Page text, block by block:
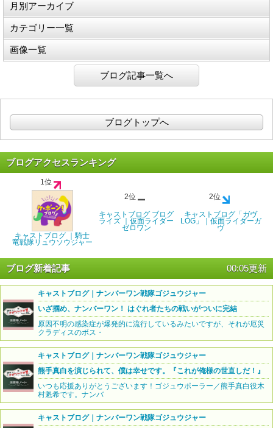
月別アーカイブ
カテゴリー一覧
画像一覧
ブログ記事一覧へ
ブログトップへ
ブログアクセスランキング
1位
キャストブログ ｜騎士
竜戦隊リュウソウジャー
2位
キャストブログ ブログ
ライズ ｜仮面ライダー
ゼロワン
2位
キャストブログ「ガヴ
LOG」｜仮面ライダーガ
ヴ
ブログ新着記事 00:05更新
キャストブログ｜ナンバーワン戦隊ゴジュウジャー
いざ掴め、ナンバーワン！ はぐれ者たちの戦いがついに完結
原因不明の感染症が爆発的に流行しているみたいですが、それが厄災
クラディスのボス・
キャストブログ｜ナンバーワン戦隊ゴジュウジャー
熊手真白を演じられて、僕は幸せです。『これが俺様の世直しだ！』
いつも応援ありがとうございます！ゴジュウポーラー／熊手真白役木
村魁希です。ナンバ
キャストブログ｜ナンバーワン戦隊ゴジュウジャー